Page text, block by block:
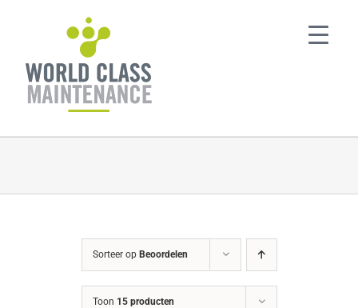
Sorteer op Beoordelen
Toon 15 producten